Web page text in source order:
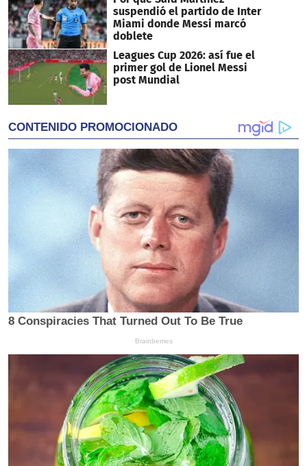
suspendió el partido de Inter
Miami donde Messi marcó
doblete
Leagues Cup 2026: así fue el
primer gol de Lionel Messi
post Mundial